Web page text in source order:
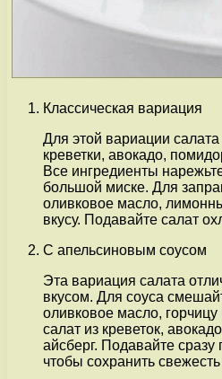
Классическая вариация
Для этой вариации
креветки, авокадо,
Все ингредиенты
большой миске. Для
оливковое масло,
вкусу. Подавайте салат
С апельсиновым соусом
Эта вариация салата
вкусом. Для соуса
оливковое масло,
салат из креветок,
айсберг. Подавайте сразу
чтобы сохранить